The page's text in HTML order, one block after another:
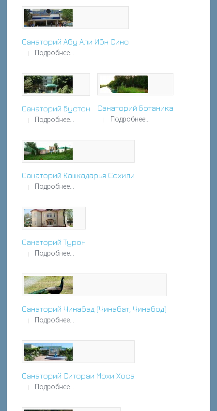
Санаторий Абу Али Ибн Сино
Подробнее...
Санаторий Бустон
Подробнее...
Санаторий Ботаника
Подробнее...
Санаторий Кашкадарья Сохили
Подробнее...
Санаторий Турон
Подробнее...
Санаторий Чинабад (Чинабат, Чинабод)
Подробнее...
Санаторий Ситораи Мохи Хоса
Подробнее...